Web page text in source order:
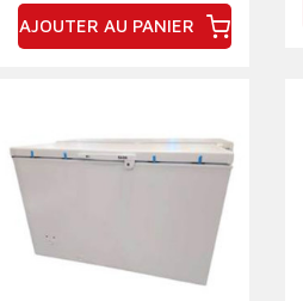
AJOUTER AU PANIER